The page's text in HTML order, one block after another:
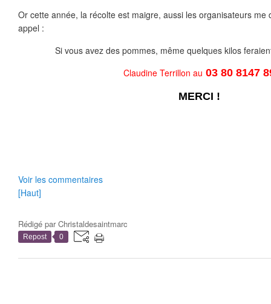
Or cette année, la récolte est maigre, aussi les organisateurs me
appel :
Si vous avez des pommes, même quelques kilos
Claudine Terrillon au 03 80 8147
MERCI !
Voir les commentaires
[Haut]
Rédigé parChristaldesaintmarc
Repost 0